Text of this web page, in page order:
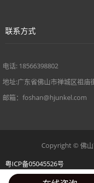
联系方式
电话: 18566398802
地址:广东省佛山市禅城区祖庙
邮箱：foshan@hjunkel.com
Copyright © 佛
粤ICP备05045526号